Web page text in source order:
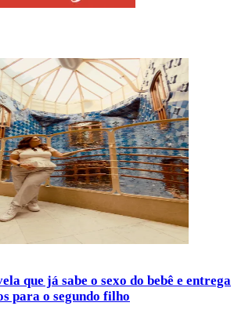
que já sabe o sexo do bebê e entrega
para o segundo filho